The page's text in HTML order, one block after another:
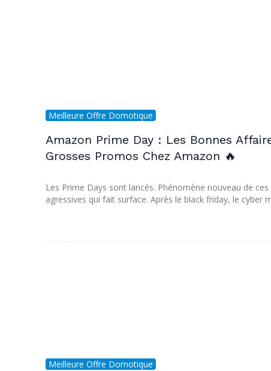
Meilleure Offre Domotique
Amazon Prime Day : Les Bonnes
Grosses Promos Chez Amazon 🔥
Les Prime Days sont lancés. Phénomène nouveau de
agressives qui fait surface. Après le black friday, le
Meilleure Offre Domotique